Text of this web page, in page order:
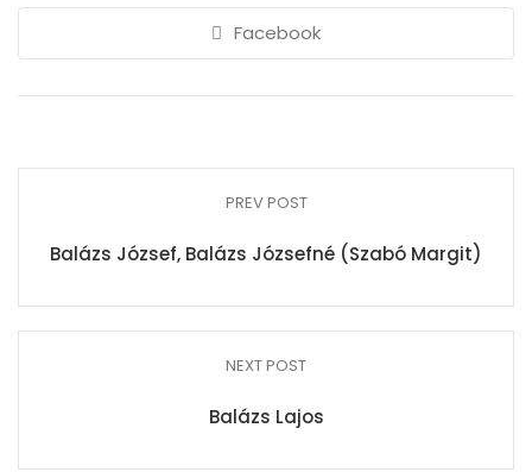
Facebook
PREV POST
Balázs József, Balázs Józsefné (Szabó Margit)
NEXT POST
Balázs Lajos